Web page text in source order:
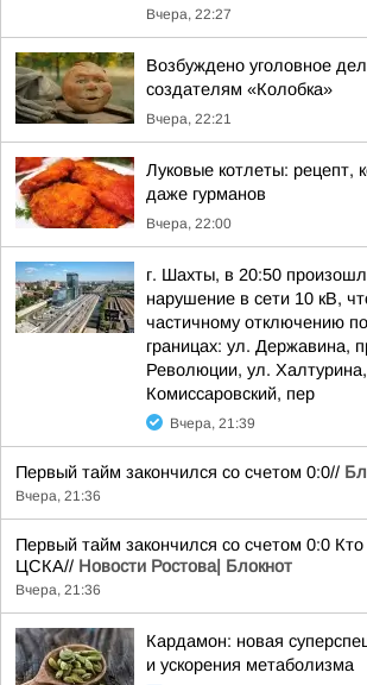
Вчера, 22:27
Возбуждено уголовное
создателям «Колобка»
Вчера, 22:21
Луковые котлеты: рецепт,
даже гурманов
Вчера, 22:00
г. Шахты, в 20:50
нарушение в сети 10 кВ,
частичному отключению
границах: ул. Державина,
Революции, ул.
Комиссаровский, пер
Вчера, 21:39
Первый тайм закончился со счетом 0:0//
Вчера, 21:36
Первый тайм закончился со счетом 0:0 Кто
ЦСКА// Новости Ростова| Блокнот
Вчера, 21:36
Кардамон: новая
и ускорения метаболизма